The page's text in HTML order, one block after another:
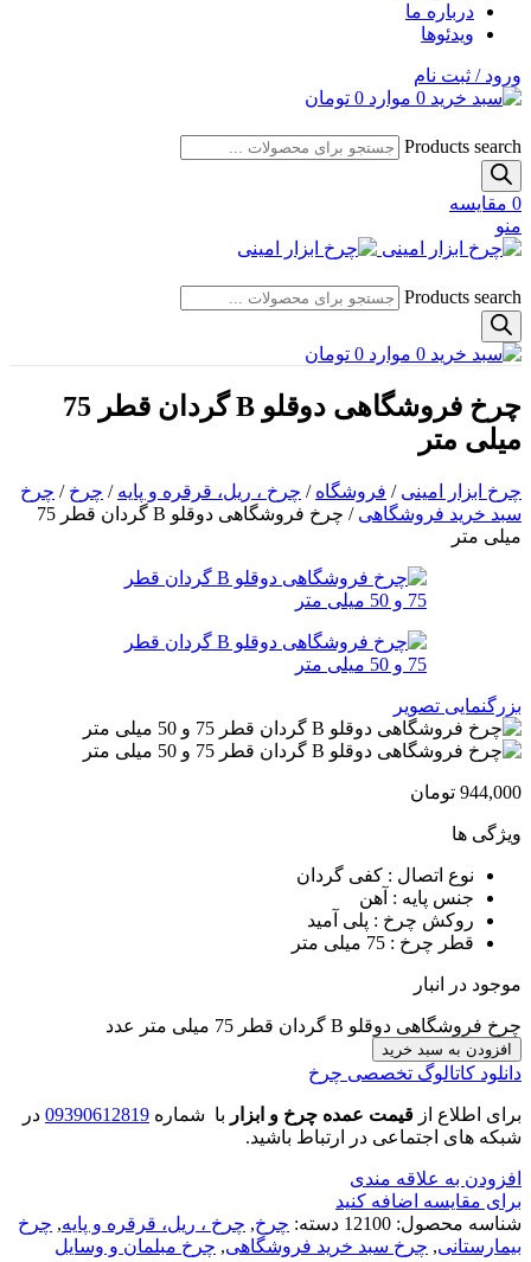
درباره ما
ویدئوها
ورود / ثبت نام
0 موارد 0 تومان
Products search
0 مقایسه
منو
Products search
0 موارد 0 تومان
چرخ فروشگاهی دوقلو B گردان قطر 75
میلی متر
چرخ ابزار امینی / فروشگاه / چرخ ، ریل، قرقره و پایه / چرخ / چرخ
سبد خرید فروشگاهی /
چرخ فروشگاهی دوقلو B گردان قطر 75
میلی متر
بزرگنمایی تصویر
944,000 تومان
ویژگی ها
نوع اتصال : کفی گردان
جنس پایه : آهن
روکش چرخ : پلی آمید
قطر چرخ : 75 میلی متر
موجود در انبار
چرخ فروشگاهی دوقلو B گردان قطر 75 میلی متر عدد
افزودن به سبد خرید
دانلود کاتالوگ تخصصی چرخ
برای اطلاع از قیمت عمده چرخ و ابزار با شماره 09390612819 در
شبکه های اجتماعی در ارتباط باشید.
افزودن به علاقه مندی
برای مقایسه اضافه کنید
شناسه محصول: 12100 دسته: چرخ, چرخ ، ریل، قرقره و پایه, چرخ
بیمارستانی, چرخ سبد خرید فروشگاهی, چرخ مبلمان و وسایل